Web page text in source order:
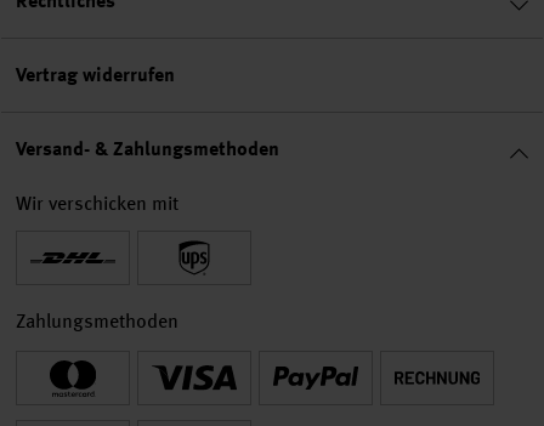
Vertrag widerrufen
Versand- & Zahlungsmethoden
Wir verschicken mit
Zahlungsmethoden